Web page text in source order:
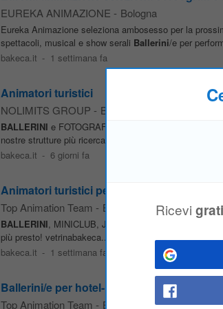
EUREKA ANIMAZIONE - Bologna
Eureka Animazione seleziona ambosesso per la
spettacoli, musical e show serali Ballerini/e per
bakeca.it - 1 settimana fa
Animatori turistici
NOLIMITS GROUP - Bologna
BALLERINI e FOTOGRAFI. Ricerchiamo inoltre
nostre strutture più ricercate. Manda il tuo CV
bakeca.it - 6 giorni fa
Animatori turistici per stagione estiva
Top Animation Team - Bologna
BALLERINI, MINICLUB, JUNIORCLUB, ARTISTI…
più presto! vetrinabakeca...
bakeca.it - 1 settimana fa
Ballerini/e per hotel-resort- villaggi turistici
Top Animation Team - Bologna
Ricevi